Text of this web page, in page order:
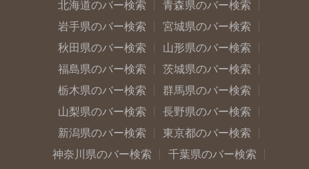
北海道のバー検索
青森県のバー検索
岩手県のバー検索
宮城県のバー検索
秋田県のバー検索
山形県のバー検索
福島県のバー検索
茨城県のバー検索
栃木県のバー検索
群馬県のバー検索
山梨県のバー検索
長野県のバー検索
新潟県のバー検索
東京都のバー検索
神奈川県のバー検索
千葉県のバー検索